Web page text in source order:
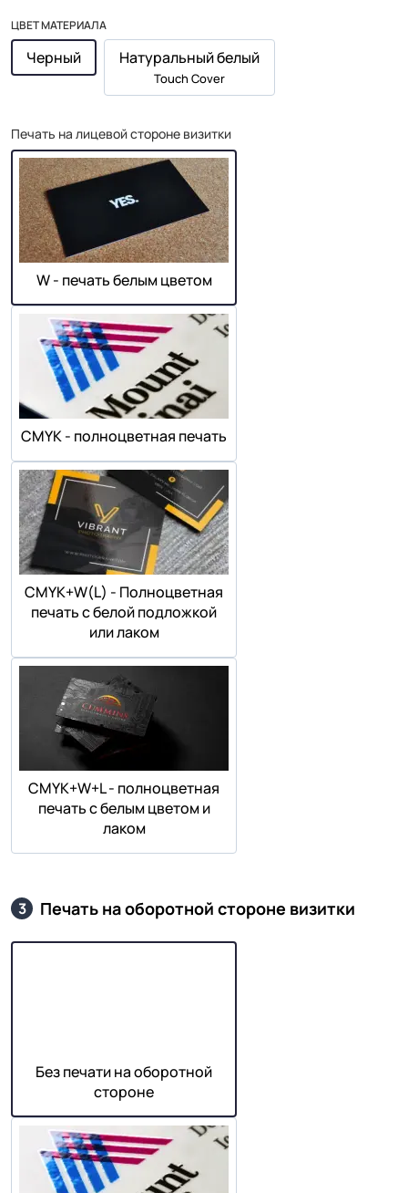
ЦВЕТ МАТЕРИАЛА
Черный Натуральный белый
Touch Cover
Печать на лицевой стороне визитки
W - печать белым цветом
СMYK - полноцветная печать
СMYK+W(L) - Полноцветная
печать с белой подложкой
или лаком
СMYK+W+L - полноцветная
печать с белым цветом и
лаком
3 Печать на оборотной стороне визитки
Без печати на оборотной
стороне